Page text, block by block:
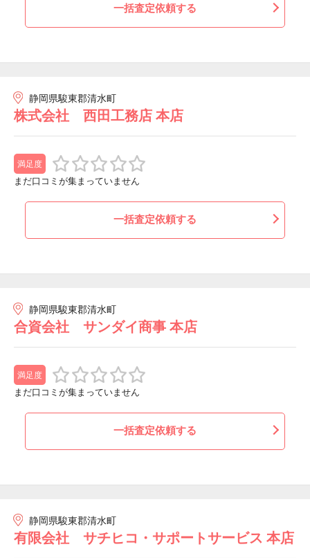
一括査定依頼する
静岡県駿東郡清水町
株式会社 西田工務店 本店
満足度
まだ口コミが集まっていません
一括査定依頼する
静岡県駿東郡清水町
合資会社 サンダイ商事 本店
満足度
まだ口コミが集まっていません
一括査定依頼する
静岡県駿東郡清水町
有限会社 サチヒコ・サポートサービス 本店